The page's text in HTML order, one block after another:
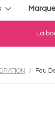
La
Feu